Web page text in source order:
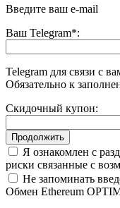
Введите ваш e-mail
Ваш Telegram*:
Telegram для связи с
Обязательно к
Скидочный купон:
Я ознакомлен с
риски связанные с
Не запоминать
Обмен Ethereum